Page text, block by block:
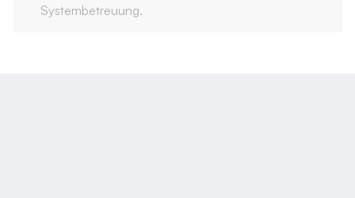
Systembetreuung.